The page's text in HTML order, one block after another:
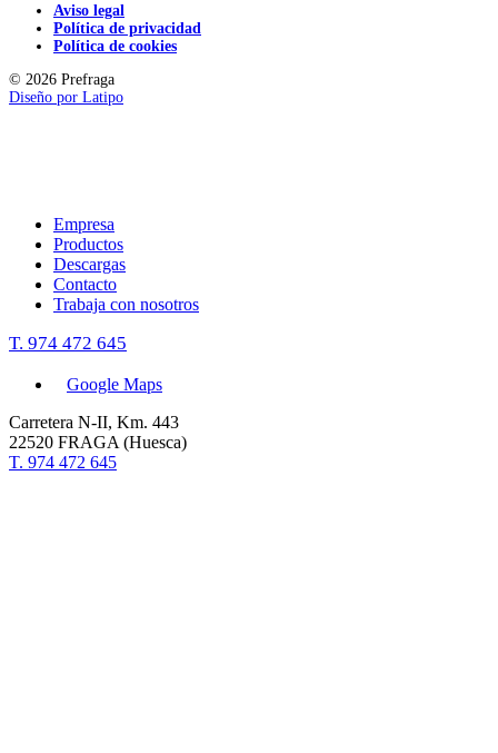
Aviso legal
Política de privacidad
Política de cookies
© 2026 Prefraga
Diseño por Latipo
Empresa
Productos
Descargas
Contacto
Trabaja con nosotros
T. 974 472 645
Google Maps
Carretera N-II, Km. 443
22520 FRAGA (Huesca)
T. 974 472 645